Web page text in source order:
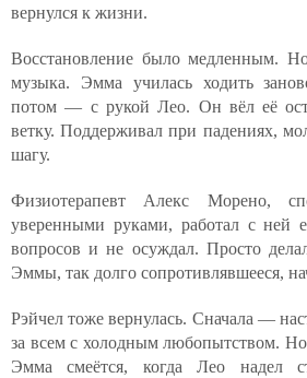
вернулся к жизни.
Восстановление было медленным.
музыка. Эмма училась ходить
потом — с рукой Лео. Он вёл её
ветку. Поддерживал при падениях,
шагу.
Физиотерапевт Алекс Морено,
уверенными руками, работал с ней
вопросов и не осуждал. Просто
Эммы, так долго сопротивлявшееся,
Рэйчел тоже вернулась. Сначала —
за всем с холодным любопытством.
Эмма смеётся, когда Лео надел